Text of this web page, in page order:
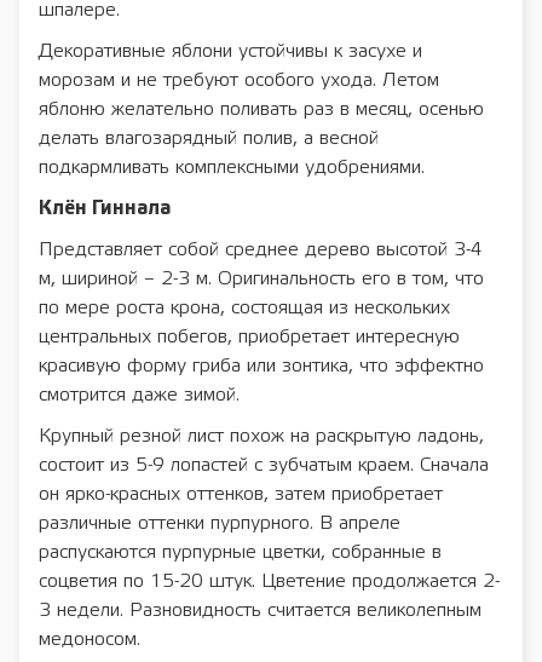
шпалере.
Декоративные яблони устойчивы к засухе и
морозам и не требуют особого ухода. Летом
яблоню желательно поливать раз в месяц, осенью
делать влагозарядный полив, а весной
подкармливать комплексными удобрениями.
Клён Гиннала
Представляет собой среднее дерево высотой 3-4
м, шириной – 2-3 м. Оригинальность его в том, что
по мере роста крона, состоящая из нескольких
центральных побегов, приобретает интересную
красивую форму гриба или зонтика, что эффектно
смотрится даже зимой.
Крупный резной лист похож на раскрытую ладонь,
состоит из 5-9 лопастей с зубчатым краем. Сначала
он ярко-красных оттенков, затем приобретает
различные оттенки пурпурного. В апреле
распускаются пурпурные цветки, собранные в
соцветия по 15-20 штук. Цветение продолжается 2-
3 недели. Разновидность считается великолепным
медоносом.